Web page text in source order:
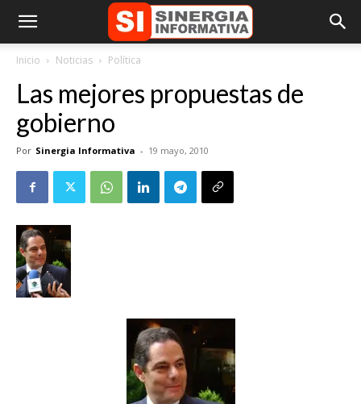
Inicio Noticias Política
Las mejores propuestas de
gobierno
Por Sinergia Informativa - 19 mayo, 2010